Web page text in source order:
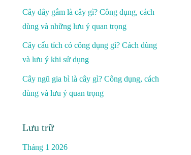
Cây dây gắm là cây gì? Công dụng, cách
dùng và những lưu ý quan trọng
Cây cẩu tích có công dụng gì? Cách dùng
và lưu ý khi sử dụng
Cây ngũ gia bì là cây gì? Công dụng, cách
dùng và lưu ý quan trọng
Lưu trữ
Tháng 1 2026